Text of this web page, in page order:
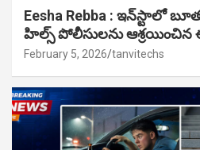
Eesha Rebba : ఇన్‌స్టాలో
హిల్స్ పోలీసులను
February 5, 2026 tanvitechs